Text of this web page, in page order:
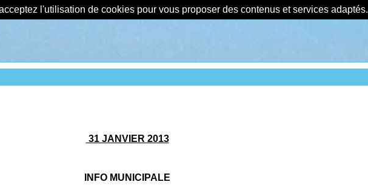
l'utilisation de cookies pour vous proposer des contenus et services adaptés.
31 JANVIER 2013
INFO MUNICIPALE